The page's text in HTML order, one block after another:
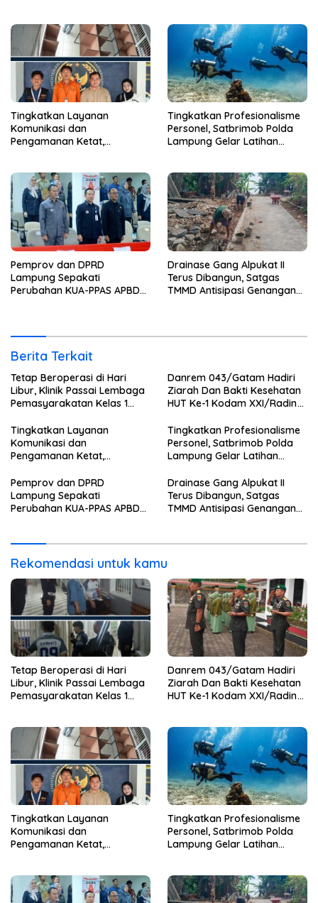
Masyarakat 24 Jam
Tingkatkan Layanan
Komunikasi dan
Pengamanan Ketat,
Tambah Wartelsuspas Serta
Pasang Kamera Pengawas
Tingkatkan Profesionalisme
Personel, Satbrimob Polda
Lampung Gelar Latihan
Pemprov dan DPRD
Lampung Sepakati
Perubahan KUA-PPAS APBD
Drainase Gang Alpukat II
Terus Dibangun, Satgas
TMMD Antisipasi Genangan
Berita Terkait
Tetap Beroperasi di Hari
Libur, Klinik Passai Lembaga
Pemasyarakatan Kelas 1
Layani Warga Binaan dan
Masyarakat 24 Jam
Danrem 043/Gatam Hadiri
Ziarah Dan Bakti Kesehatan
HUT Ke-1 Kodam XXI/Radin
Tingkatkan Layanan
Komunikasi dan
Pengamanan Ketat,
Kelas 1 Bandar Lampung
Tambah Wartelsuspas Serta
Pasang Kamera Pengawas
Tingkatkan Profesionalisme
Personel, Satbrimob Polda
Lampung Gelar Latihan
Selam SAR Air
Pemprov dan DPRD
Lampung Sepakati
Perubahan KUA-PPAS APBD
Drainase Gang Alpukat II
Terus Dibangun, Satgas
TMMD Antisipasi Genangan
Rekomendasi untuk kamu
Tetap Beroperasi di Hari
Libur, Klinik Passai Lembaga
Pemasyarakatan Kelas 1
Masyarakat 24 Jam
Danrem 043/Gatam Hadiri
Ziarah Dan Bakti Kesehatan
HUT Ke-1 Kodam XXI/Radin
Tingkatkan Layanan
Komunikasi dan
Pengamanan Ketat,
Tambah Wartelsuspas Serta
Pasang Kamera Pengawas
Tingkatkan Profesionalisme
Personel, Satbrimob Polda
Lampung Gelar Latihan